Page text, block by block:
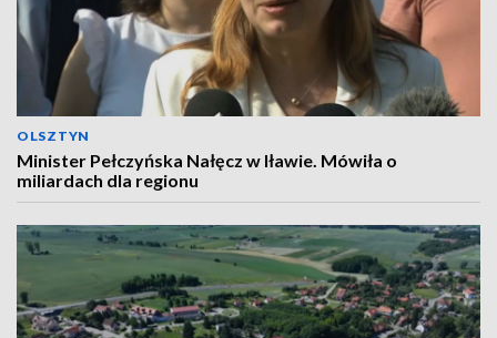
OLSZTYN
Minister Pełczyńska Nałęcz w Iławie. Mówiła o
miliardach dla regionu